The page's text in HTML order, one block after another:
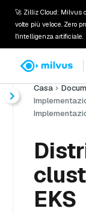
🚀 Zilliz Cloud: Milvus
volte più veloce. Zero
l'intelligenza artificiale.
Casa
EKS